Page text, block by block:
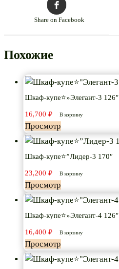
Share on Facebook
Похожие
Шкаф-купе⭐»Элегант-3 126″
16,700 ₽ В корзину
Просмотр
Шкаф-купе⭐”Лидер-3 170″
23,200 ₽ В корзину
Просмотр
Шкаф-купе⭐»Элегант-4 126″
16,400 ₽ В корзину
Просмотр